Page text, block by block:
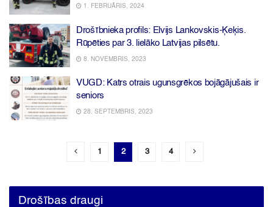
1. FEBRUĀRIS, 2024
Drošībnieka profils: Elvijs Lankovskis-Ķeķis.
Rūpēties par 3. lielāko Latvijas pilsētu.
8. NOVEMBRIS, 2023
VUGD: Katrs otrais ugunsgrēkos bojāgājušais ir
seniors
28. SEPTEMBRIS, 2023
1 2 3 4
Drošības draugi